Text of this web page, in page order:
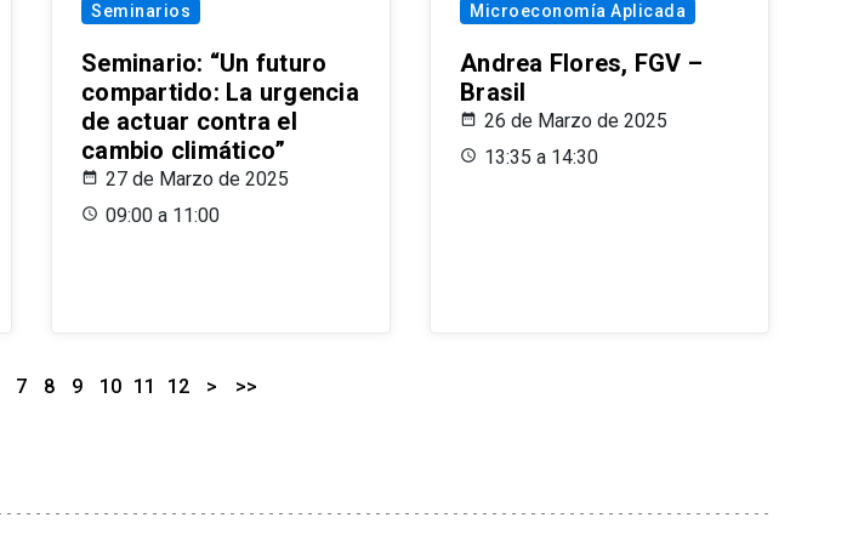
Seminarios
Seminario: “Un futuro
compartido: La urgencia
de actuar contra el
cambio climático”
27 de Marzo de 2025
09:00 a 11:00
Microeconomía Aplicada
Andrea Flores, FGV –
Brasil
26 de Marzo de 2025
13:35 a 14:30
7 8 9 10 11 12 > >>